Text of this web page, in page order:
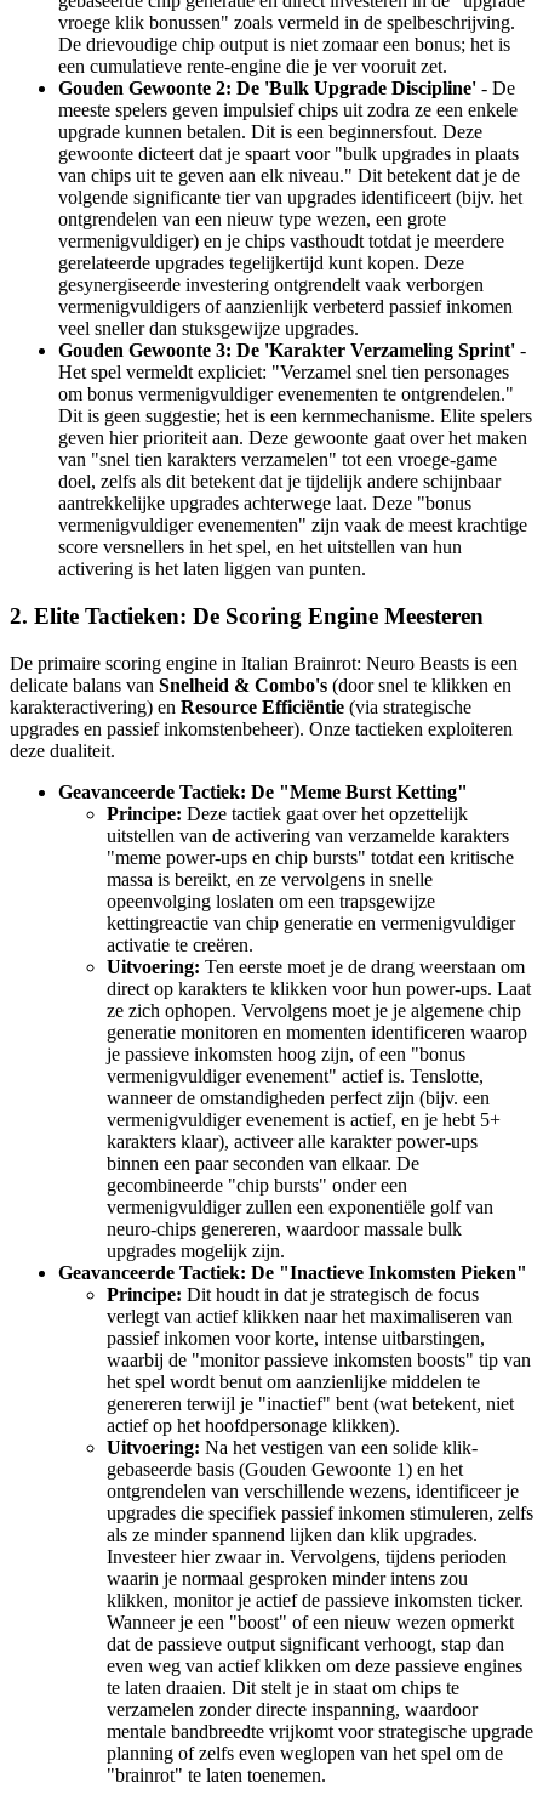
vroege klik bonussen" zoals vermeld in de spelbeschrijving.
De drievoudige chip output is niet zomaar een bonus; het is
een cumulatieve rente-engine die je ver vooruit zet.
Gouden Gewoonte 2: De 'Bulk Upgrade Discipline' - De
meeste spelers geven impulsief chips uit zodra ze een enkele
upgrade kunnen betalen. Dit is een beginnersfout. Deze
gewoonte dicteert dat je spaart voor "bulk upgrades in plaats
van chips uit te geven aan elk niveau." Dit betekent dat je de
volgende significante tier van upgrades identificeert (bijv. het
ontgrendelen van een nieuw type wezen, een grote
vermenigvuldiger) en je chips vasthoudt totdat je meerdere
gerelateerde upgrades tegelijkertijd kunt kopen. Deze
gesynergiseerde investering ontgrendelt vaak verborgen
vermenigvuldigers of aanzienlijk verbeterd passief inkomen
veel sneller dan stuksgewijze upgrades.
Gouden Gewoonte 3: De 'Karakter Verzameling Sprint' -
Het spel vermeldt expliciet: "Verzamel snel tien personages
om bonus vermenigvuldiger evenementen te ontgrendelen."
Dit is geen suggestie; het is een kernmechanisme. Elite spelers
geven hier prioriteit aan. Deze gewoonte gaat over het maken
van "snel tien karakters verzamelen" tot een vroege-game
doel, zelfs als dit betekent dat je tijdelijk andere schijnbaar
aantrekkelijke upgrades achterwege laat. Deze "bonus
vermenigvuldiger evenementen" zijn vaak de meest krachtige
score versnellers in het spel, en het uitstellen van hun
activering is het laten liggen van punten.
2. Elite Tactieken: De Scoring Engine Meesteren
De primaire scoring engine in Italian Brainrot: Neuro Beasts is een
delicate balans van Snelheid & Combo's (door snel te klikken en
karakteractivering) en Resource Efficiëntie (via strategische
upgrades en passief inkomstenbeheer). Onze tactieken exploiteren
deze dualiteit.
Geavanceerde Tactiek: De "Meme Burst Ketting"
Principe: Deze tactiek gaat over het opzettelijk
uitstellen van de activering van verzamelde karakters
"meme power-ups en chip bursts" totdat een kritische
massa is bereikt, en ze vervolgens in snelle
opeenvolging loslaten om een trapsgewijze
kettingreactie van chip generatie en vermenigvuldiger
activatie te creëren.
Uitvoering: Ten eerste moet je de drang weerstaan om
direct op karakters te klikken voor hun power-ups. Laat
ze zich ophopen. Vervolgens moet je je algemene chip
generatie monitoren en momenten identificeren waarop
je passieve inkomsten hoog zijn, of een "bonus
vermenigvuldiger evenement" actief is. Tenslotte,
wanneer de omstandigheden perfect zijn (bijv. een
vermenigvuldiger evenement is actief, en je hebt 5+
karakters klaar), activeer alle karakter power-ups
binnen een paar seconden van elkaar. De
gecombineerde "chip bursts" onder een
vermenigvuldiger zullen een exponentiële golf van
neuro-chips genereren, waardoor massale bulk
upgrades mogelijk zijn.
Geavanceerde Tactiek: De "Inactieve Inkomsten Pieken"
Principe: Dit houdt in dat je strategisch de focus
verlegt van actief klikken naar het maximaliseren van
passief inkomen voor korte, intense uitbarstingen,
waarbij de "monitor passieve inkomsten boosts" tip van
het spel wordt benut om aanzienlijke middelen te
genereren terwijl je "inactief" bent (wat betekent, niet
actief op het hoofdpersonage klikken).
Uitvoering: Na het vestigen van een solide klik-
gebaseerde basis (Gouden Gewoonte 1) en het
ontgrendelen van verschillende wezens, identificeer je
upgrades die specifiek passief inkomen stimuleren, zelfs
als ze minder spannend lijken dan klik upgrades.
Investeer hier zwaar in. Vervolgens, tijdens perioden
waarin je normaal gesproken minder intens zou
klikken, monitor je actief de passieve inkomsten ticker.
Wanneer je een "boost" of een nieuw wezen opmerkt
dat de passieve output significant verhoogt, stap dan
even weg van actief klikken om deze passieve engines
te laten draaien. Dit stelt je in staat om chips te
verzamelen zonder directe inspanning, waardoor
mentale bandbreedte vrijkomt voor strategische upgrade
planning of zelfs even weglopen van het spel om de
"brainrot" te laten toenemen.